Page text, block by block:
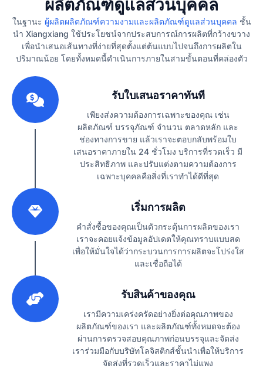
ผลิตภัณฑ์ดูแลส่วนบุคคล
ในฐานะ ผู้ผลิตผลิตภัณฑ์ความงามและผลิตภัณฑ์ดูแลส่วนบุคคล ชั้น
นำ Xiangxiang ใช้ประโยชน์จากประสบการณ์การผลิตที่กว้างขวาง
เพื่อนำเสนอเส้นทางที่ง่ายที่สุดตั้งแต่ต้นแบบไปจนถึงการผลิตใน
ปริมาณน้อย โดยทั้งหมดนี้ดำเนินการภายในสามขั้นตอนที่คล่องตัว
รับใบเสนอราคาทันที
เพียงส่งความต้องการเฉพาะของคุณ เช่น
ผลิตภัณฑ์ บรรจุภัณฑ์ จำนวน ตลาดหลัก และ
ช่องทางการขาย แล้วเราจะตอบกลับพร้อมใบ
เสนอราคาภายใน 24 ชั่วโมง บริการที่รวดเร็ว มี
ประสิทธิภาพ และปรับแต่งตามความต้องการ
เฉพาะบุคคลคือสิ่งที่เราทำได้ดีที่สุด
เริ่มการผลิต
คำสั่งซื้อของคุณเป็นตัวกระตุ้นการผลิตของเรา
เราจะคอยแจ้งข้อมูลอัปเดตให้คุณทราบแบบสด
เพื่อให้มั่นใจได้ว่ากระบวนการการผลิตจะโปร่งใส
และเชื่อถือได้
รับสินค้าของคุณ
เรามีความเคร่งครัดอย่างยิ่งต่อคุณภาพของ
ผลิตภัณฑ์ของเรา และผลิตภัณฑ์ทั้งหมดจะต้อง
ผ่านการตรวจสอบคุณภาพก่อนบรรจุและจัดส่ง
เราร่วมมือกับบริษัทโลจิสติกส์ชั้นนำเพื่อให้บริการ
จัดส่งที่รวดเร็วและราคาไม่แพง